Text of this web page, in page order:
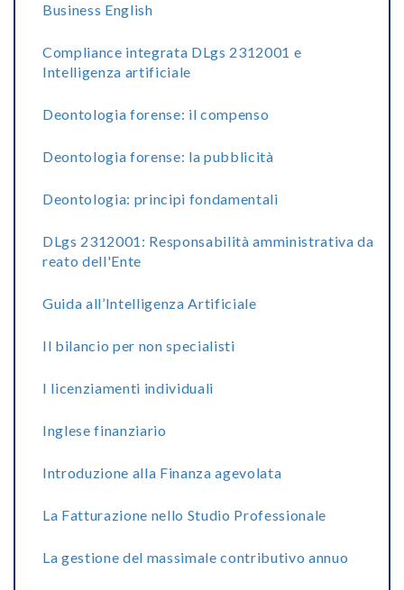
Business English
Compliance integrata DLgs 2312001 e
Intelligenza artificiale
Deontologia forense: il compenso
Deontologia forense: la pubblicità
Deontologia: principi fondamentali
DLgs 2312001: Responsabilità amministrativa da
reato dell'Ente
Guida all’Intelligenza Artificiale
Il bilancio per non specialisti
I licenziamenti individuali
Inglese finanziario
Introduzione alla Finanza agevolata
La Fatturazione nello Studio Professionale
La gestione del massimale contributivo annuo